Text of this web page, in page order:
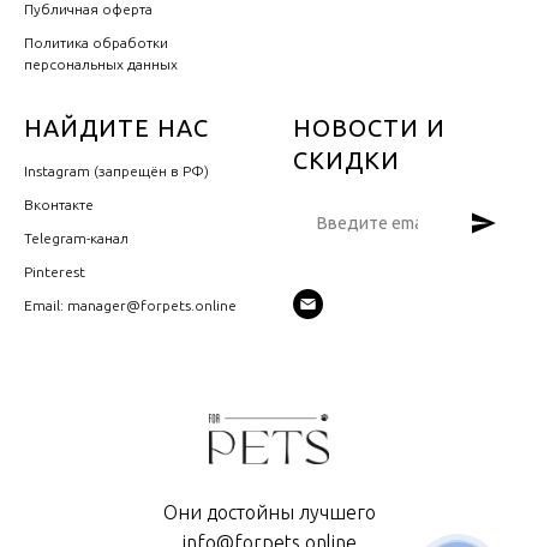
Публичная оферта
Политика обработки
персональных данных
НАЙДИТЕ НАС
Instagram (запрещён в РФ)
Вконтакте
Telegram-канал
Pinterest
Email: manager@forpets.online
НОВОСТИ И
СКИДКИ
Они достойны лучшего
info@forpets.online